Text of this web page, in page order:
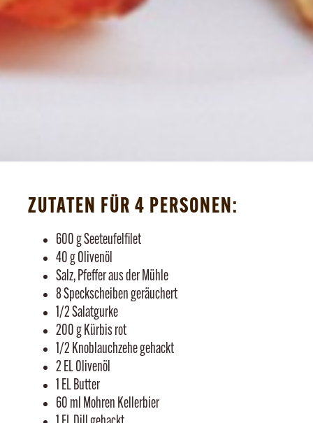
ZUTATEN FÜR 4 PERSONEN:
600 g Seeteufelfilet
40 g Olivenöl
Salz, Pfeffer aus der Mühle
8 Speckscheiben geräuchert
1/2 Salatgurke
200 g Kürbis rot
1/2 Knoblauchzehe gehackt
2 EL Olivenöl
1 EL Butter
60 ml Mohren Kellerbier